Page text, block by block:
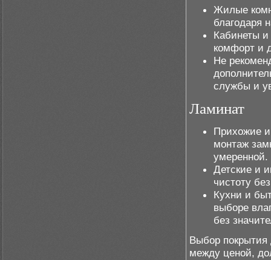
Жилые
благодаря
Кабинеты и
комфорт и
Не
службы и
Ламинат
Прихожие
монтаж
умеренной.
Детские и
чистоту
Кухни и
выборе
без
Выбор покрытия
между ценой,